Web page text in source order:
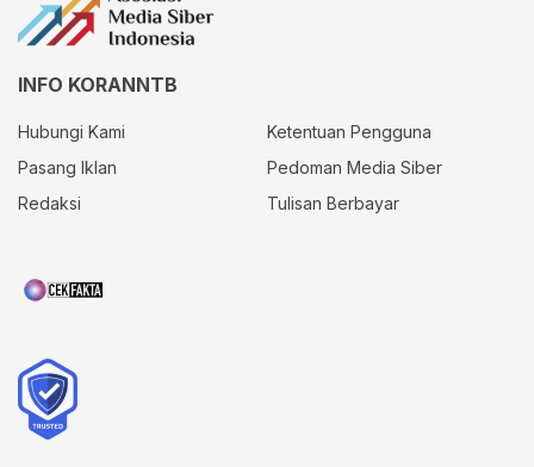
INFO KORANNTB
Hubungi Kami
Ketentuan Pengguna
Pasang Iklan
Pedoman Media Siber
Redaksi
Tulisan Berbayar